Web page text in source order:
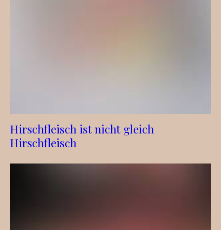
Hirschfleisch ist nicht gleich
Hirschfleisch